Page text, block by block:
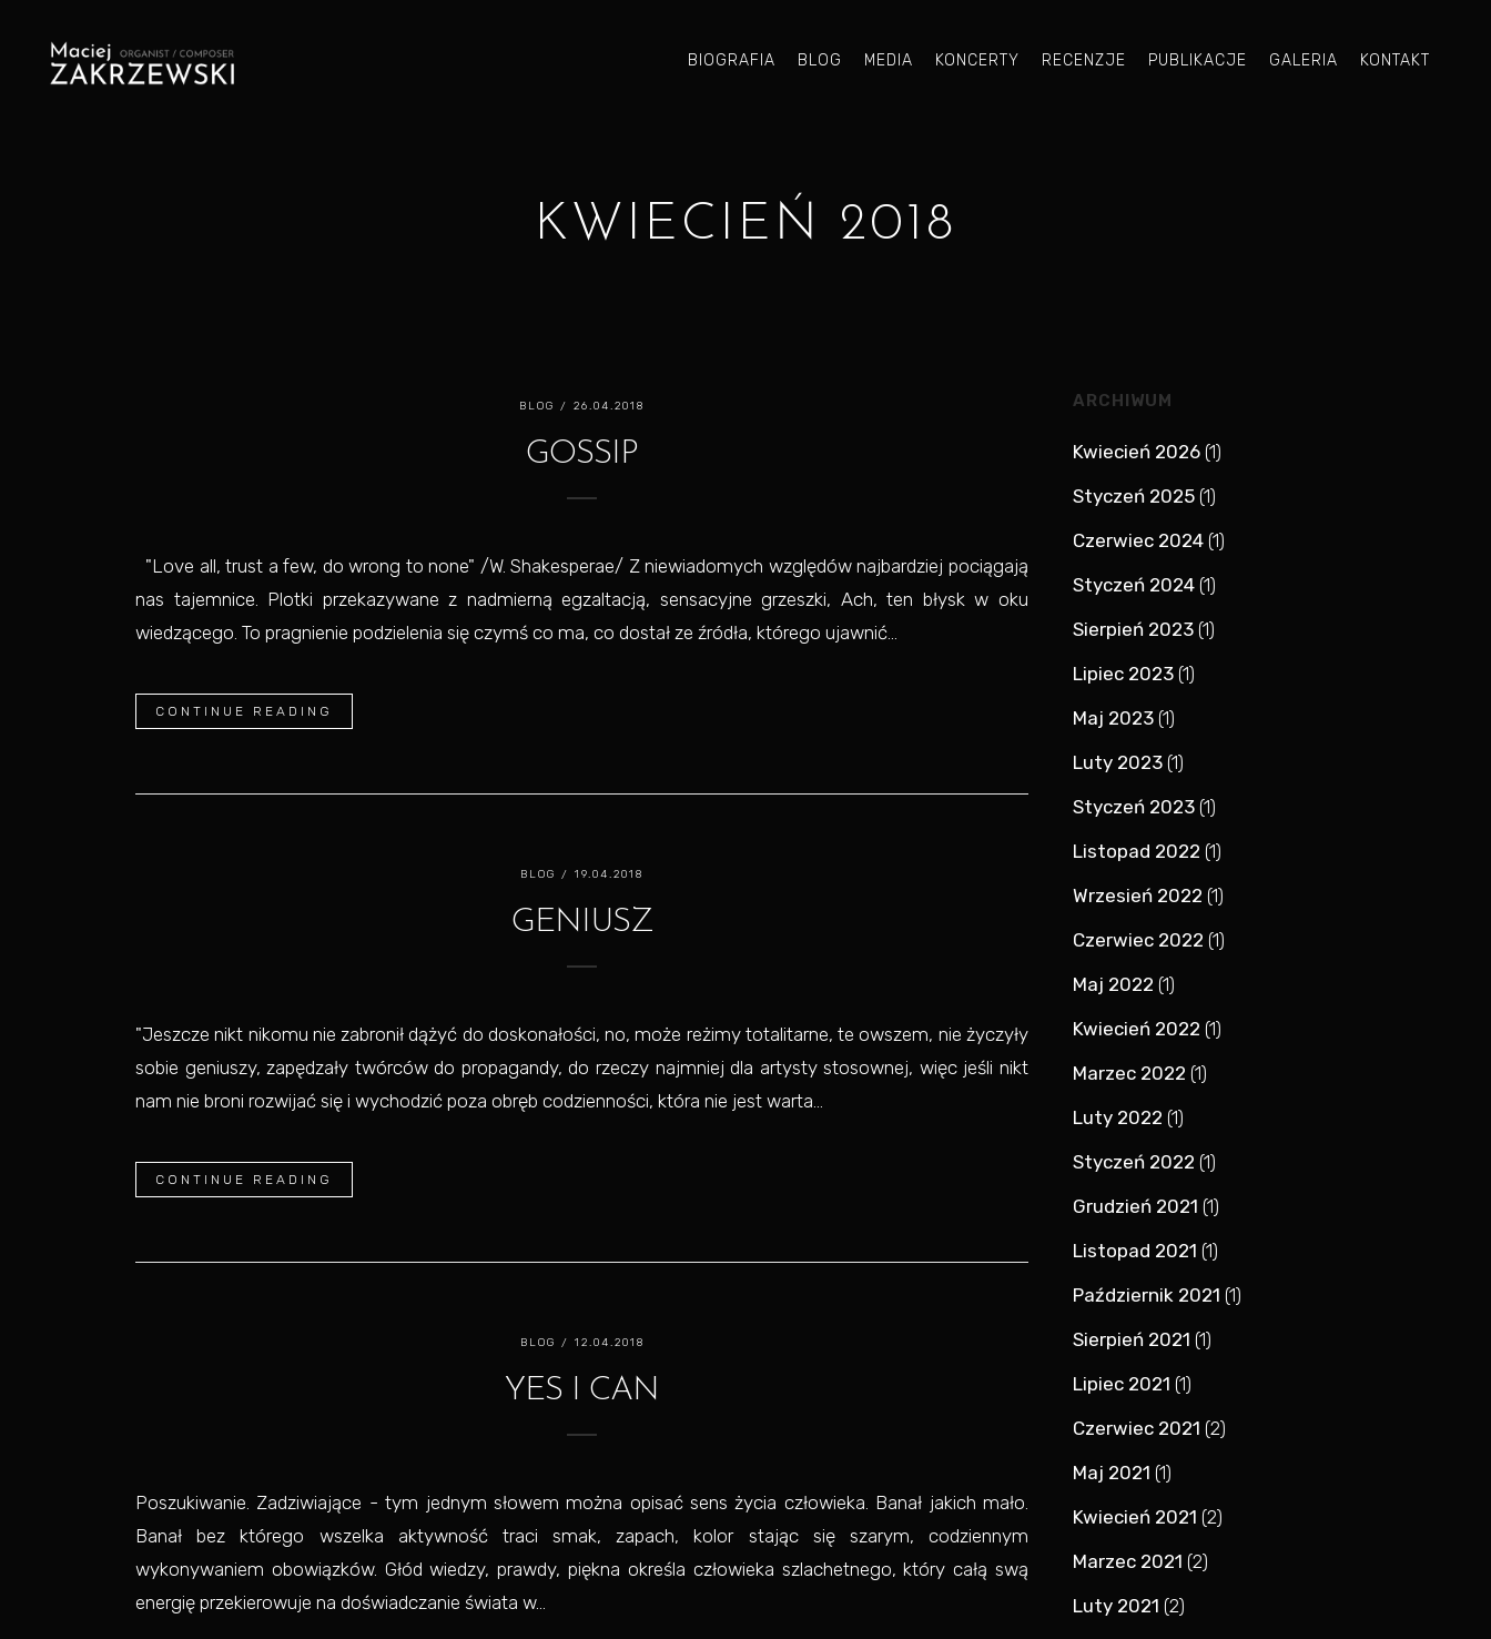
BIOGRAFIA BLOG MEDIA KONCERTY RECENZJE PUBLIKACJE GALERIA KONTAKT
KWIECIEŃ 2018
BLOG / 26.04.2018
GOSSIP
"Love all, trust a few, do wrong to none" /W. Shakesperae/ Z niewiadomych względów najbardziej pociągają
nas tajemnice. Plotki przekazywane z nadmierną egzaltacją, sensacyjne grzeszki, Ach, ten błysk w oku
wiedzącego. To pragnienie podzielenia się czymś co ma, co dostał ze źródła, którego ujawnić...
CONTINUE READING
BLOG / 19.04.2018
GENIUSZ
"Jeszcze nikt nikomu nie zabronił dążyć do doskonałości, no, może reżimy totalitarne, te owszem, nie życzyły
sobie geniuszy, zapędzały twórców do propagandy, do rzeczy najmniej dla artysty stosownej, więc jeśli nikt
nam nie broni rozwijać się i wychodzić poza obręb codzienności, która nie jest warta...
CONTINUE READING
BLOG / 12.04.2018
YES I CAN
Poszukiwanie. Zadziwiające - tym jednym słowem można opisać sens życia człowieka. Banał jakich mało.
Banał bez którego wszelka aktywność traci smak, zapach, kolor stając się szarym, codziennym
wykonywaniem obowiązków. Głód wiedzy, prawdy, piękna określa człowieka szlachetnego, który całą swą
energię przekierowuje na doświadczanie świata w...
ARCHIWUM
Kwiecień 2026 (1)
Styczeń 2025 (1)
Czerwiec 2024 (1)
Styczeń 2024 (1)
Sierpień 2023 (1)
Lipiec 2023 (1)
Maj 2023 (1)
Luty 2023 (1)
Styczeń 2023 (1)
Listopad 2022 (1)
Wrzesień 2022 (1)
Czerwiec 2022 (1)
Maj 2022 (1)
Kwiecień 2022 (1)
Marzec 2022 (1)
Luty 2022 (1)
Styczeń 2022 (1)
Grudzień 2021 (1)
Listopad 2021 (1)
Październik 2021 (1)
Sierpień 2021 (1)
Lipiec 2021 (1)
Czerwiec 2021 (2)
Maj 2021 (1)
Kwiecień 2021 (2)
Marzec 2021 (2)
Luty 2021 (2)